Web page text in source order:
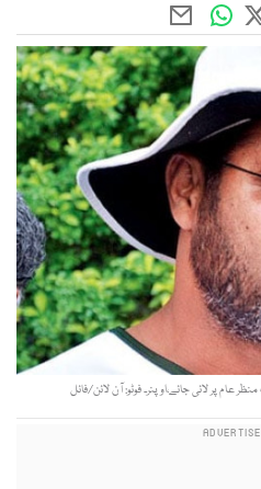
عام پر لائی جائے،اوپنر۔ فوٹو: آن لائن/فائل